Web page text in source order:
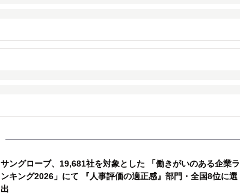
サングローブ、19,681社を対象とした 「働きがいのある企業ラ
ンキング2026」にて 『人事評価の適正感』部門・全国8位に選
出